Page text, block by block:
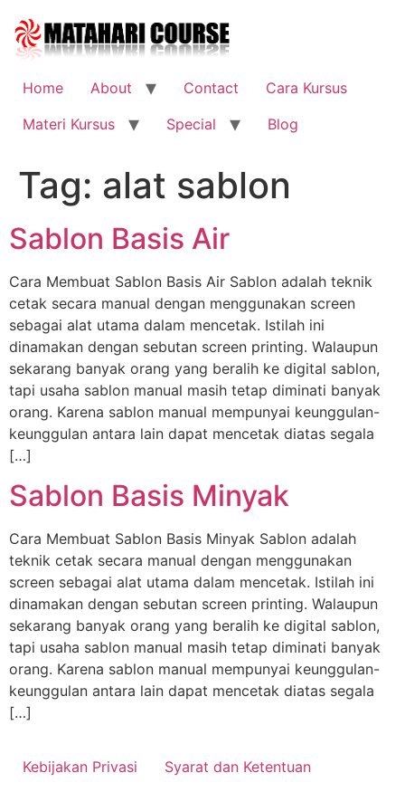
content
Home
About Contact
Cara Kursus
Materi Kursus
Special Blog
Tag: alat sablon
Sablon Basis Air
Cara Membuat Sablon Basis Air Sablon adalah teknik
cetak secara manual dengan menggunakan screen
sebagai alat utama dalam mencetak. Istilah ini
dinamakan dengan sebutan screen printing. Walaupun
sekarang banyak orang yang beralih ke digital sablon,
tapi usaha sablon manual masih tetap diminati banyak
orang. Karena sablon manual mempunyai keunggulan-
keunggulan antara lain dapat mencetak diatas segala
[…]
Sablon Basis Minyak
Cara Membuat Sablon Basis Minyak Sablon adalah
teknik cetak secara manual dengan menggunakan
screen sebagai alat utama dalam mencetak. Istilah ini
dinamakan dengan sebutan screen printing. Walaupun
sekarang banyak orang yang beralih ke digital sablon,
tapi usaha sablon manual masih tetap diminati banyak
orang. Karena sablon manual mempunyai keunggulan-
keunggulan antara lain dapat mencetak diatas segala
[…]
Kebijakan Privasi Syarat dan Ketentuan